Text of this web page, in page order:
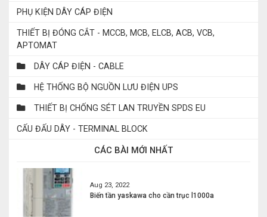
PHỤ KIỆN DÂY CÁP ĐIỆN
THIẾT BỊ ĐÓNG CẮT - MCCB, MCB, ELCB, ACB, VCB,
APTOMAT
DÂY CÁP ĐIỆN - CABLE
HỆ THỐNG BỘ NGUỒN LƯU ĐIỆN UPS
THIẾT BỊ CHỐNG SÉT LAN TRUYỀN SPDS EU
CẤU ĐẤU DÂY - TERMINAL BLOCK
CÁC BÀI MỚI NHẤT
Aug 23, 2022
Biến tần yaskawa cho cần trục l1000a